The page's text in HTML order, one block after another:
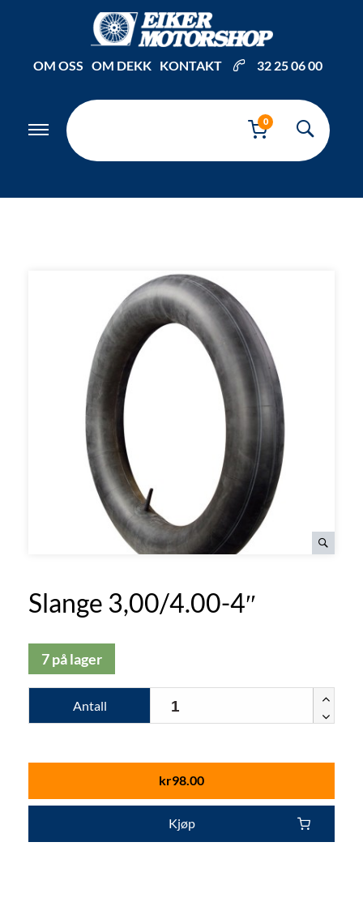
OM OSS OM DEKK KONTAKT 32 25 06 00
0
Slange 3,00/4.00-4″
7 på lager
Antall
kr98.00
Kjøp